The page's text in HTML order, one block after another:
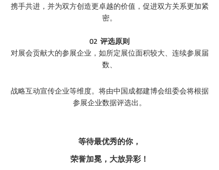
携手共进，并为双方创造更卓越的价值，促进双方关系更加紧
密。
02 评选原则
对展会贡献大的参展企业，如所定展位面积较大、连续参展届
数、
战略互动宣传企业等维度。将由中国成都建博会组委会将根据
参展企业数据评选出。
等待最优秀的你，
荣誉加冕，大放异彩！